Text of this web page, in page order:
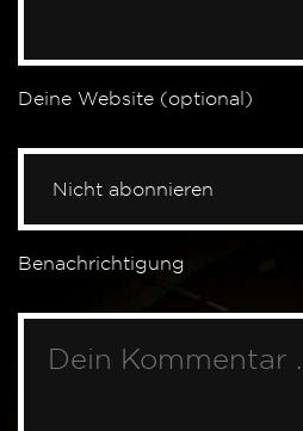
Deine Website (optional)
Benachrichtigung